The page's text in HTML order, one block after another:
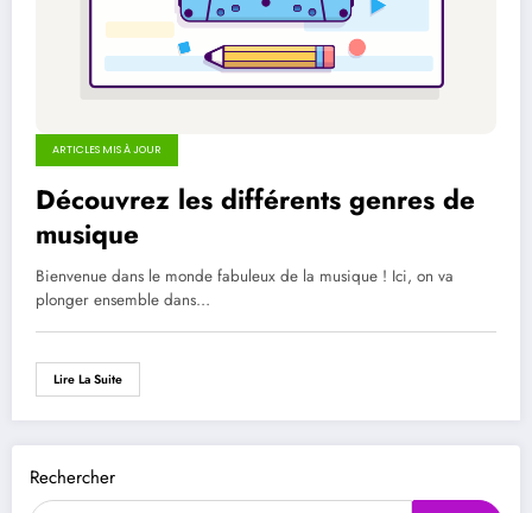
Rechercher
ARTICLES MIS À JOUR
Découvrez les différents genres de
musique
Bienvenue dans le monde fabuleux de la musique ! Ici, on va
plonger ensemble dans…
Lire La Suite